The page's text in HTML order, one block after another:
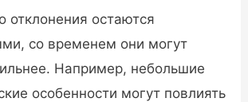
отклонения остаются
со временем они могут
Например, небольшие
особенности могут повлиять